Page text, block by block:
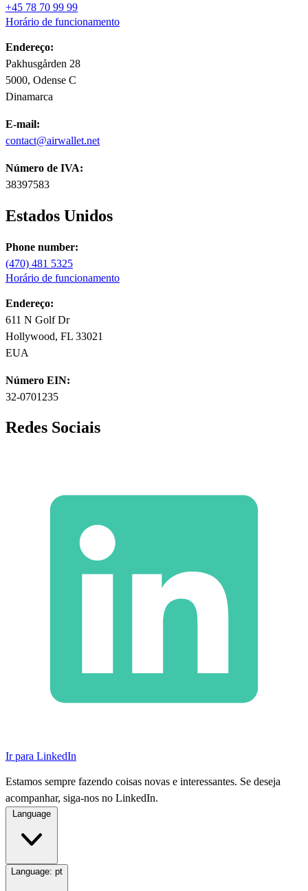
+45 78 70 99 99
Horário de funcionamento
Endereço:
Pakhusgården 28
5000, Odense C
Dinamarca
E-mail:
contact@airwallet.net
Número de IVA:
38397583
Estados Unidos
Phone number:
(470) 481 5325
Horário de funcionamento
Endereço:
611 N Golf Dr
Hollywood, FL 33021
EUA
Número EIN:
32-0701235
Redes Sociais
Ir para LinkedIn
Estamos sempre fazendo coisas novas e interessantes. Se deseja
acompanhar, siga-nos no LinkedIn.
Language: pt